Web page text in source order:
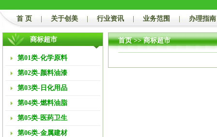
首 页 关于创美 行业资讯 业务范围 办理指南
商标超市
第01类-化学原料
第02类-颜料油漆
第03类-日化用品
第04类-燃料油脂
第05类-医药卫生
第06类-金属建材
首页>> 商标超市